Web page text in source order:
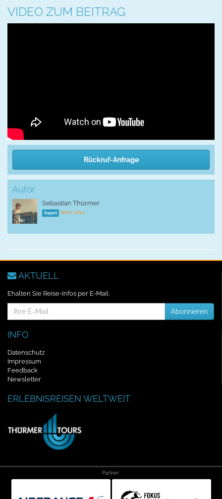
VIDEO ZUM BEITRAG
Rückruf-Anfrage
Autor
Sebastian Thürmer
Expert Mehr Infos
AKTUELL
Ehalten Sie Reise-Infos per E-Mail:
Mail-
Abonnieren
INFO
Datenschutz
Impressum
Feedback
Newsletter
ERLEBNISREISEN WELTWEIT
Partner: